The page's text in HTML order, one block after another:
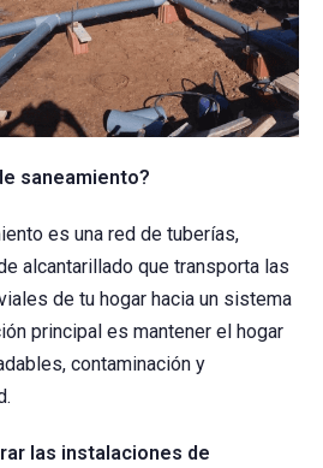
saneamiento?
es una red de tuberías,
alcantarillado que transporta las
de tu hogar hacia un sistema
principal es mantener el hogar
contaminación y
las instalaciones de